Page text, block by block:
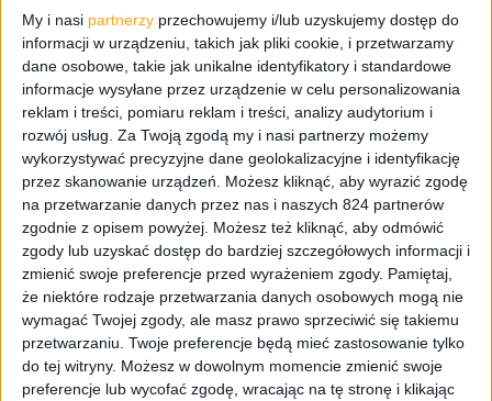
My i nasi partnerzy przechowujemy i/lub uzyskujemy dostęp do
informacji w urządzeniu, takich jak pliki cookie, i przetwarzamy
dane osobowe, takie jak unikalne identyfikatory i standardowe
informacje wysyłane przez urządzenie w celu personalizowania
reklam i treści, pomiaru reklam i treści, analizy audytorium i
rozwój usług. Za Twoją zgodą my i nasi partnerzy możemy
wykorzystywać precyzyjne dane geolokalizacyjne i identyfikację
przez skanowanie urządzeń. Możesz kliknąć, aby wyrazić zgodę
na przetwarzanie danych przez nas i naszych 824 partnerów
zgodnie z opisem powyżej. Możesz też kliknąć, aby odmówić
zgody lub uzyskać dostęp do bardziej szczegółowych informacji i
zmienić swoje preferencje przed wyrażeniem zgody. Pamiętaj,
że niektóre rodzaje przetwarzania danych osobowych mogą nie
wymagać Twojej zgody, ale masz prawo sprzeciwić się takiemu
przetwarzaniu. Twoje preferencje będą mieć zastosowanie tylko
do tej witryny. Możesz w dowolnym momencie zmienić swoje
preferencje lub wycofać zgodę, wracając na tę stronę i klikając
wyposażono go w ekran qHD o rozdzielczości ekranu 960
x 540 pikseli. A3 posiada 1 GB pamięci RAM i baterię
1900 mAh. Jesteśmy bardzo ciekawi czy takie
zestawienie, da sobie radę w codziennym użytkowaniu.
Nie zapomniano oczywiście o trybie bardzo niskiego
zużycia energii. Niestety, ale w porównaniu do Galaxy A5,
w A3 zabrakło trybu prywatnego.